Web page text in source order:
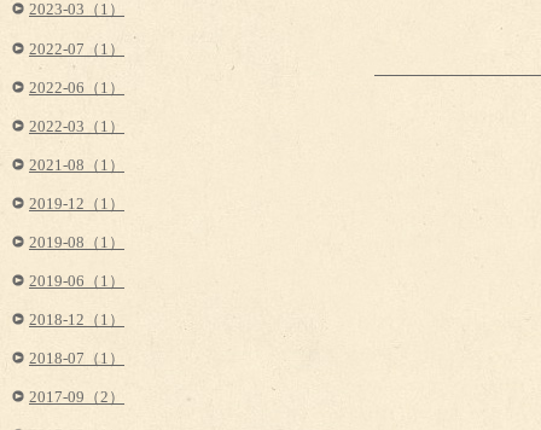
2023-03（1）
2022-07（1）
2022-06（1）
2022-03（1）
2021-08（1）
2019-12（1）
2019-08（1）
2019-06（1）
2018-12（1）
2018-07（1）
2017-09（2）